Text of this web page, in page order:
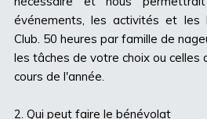
événements, les activités et les
Club. 50 heures par famille de
les tâches de votre choix ou celles
cours de l'année.
2. Qui peut faire le bénévolat